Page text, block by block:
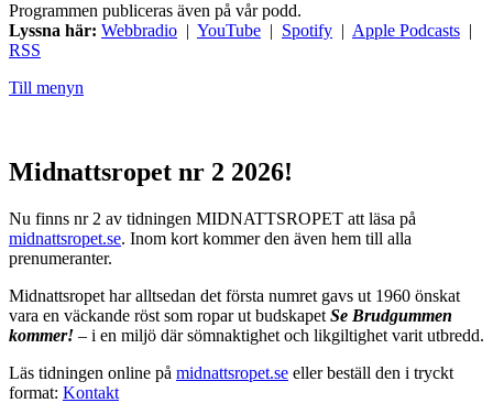
Programmen publiceras även på vår podd.
Lyssna här: Webbradio | YouTube | Spotify | Apple Podcasts |
RSS
Till menyn
Midnattsropet nr 2 2026!
Nu finns nr 2 av tidningen MIDNATTSROPET att läsa på
midnattsropet.se. Inom kort kommer den även hem till alla
prenumeranter.
Midnattsropet har alltsedan det första numret gavs ut 1960 önskat
vara en väckande röst som ropar ut budskapet Se Brudgummen
kommer! – i en miljö där sömnaktighet och likgiltighet varit utbredd.
Läs tidningen online på midnattsropet.se eller beställ den i tryckt
format: Kontakt